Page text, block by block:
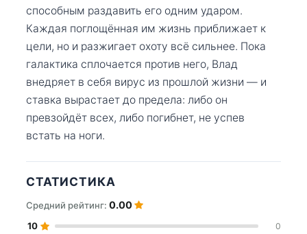
способным раздавить его одним ударом.
Каждая поглощённая им жизнь приближает к
цели, но и разжигает охоту всё сильнее. Пока
галактика сплочается против него, Влад
внедряет в себя вирус из прошлой жизни — и
ставка вырастает до предела: либо он
превзойдёт всех, либо погибнет, не успев
встать на ноги.
СТАТИСТИКА
Средний рейтинг: 0.00
10 0